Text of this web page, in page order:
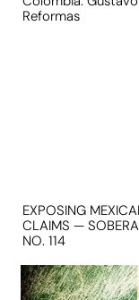
Reformas
EXPOSING
CLAIMS —
NO. 114